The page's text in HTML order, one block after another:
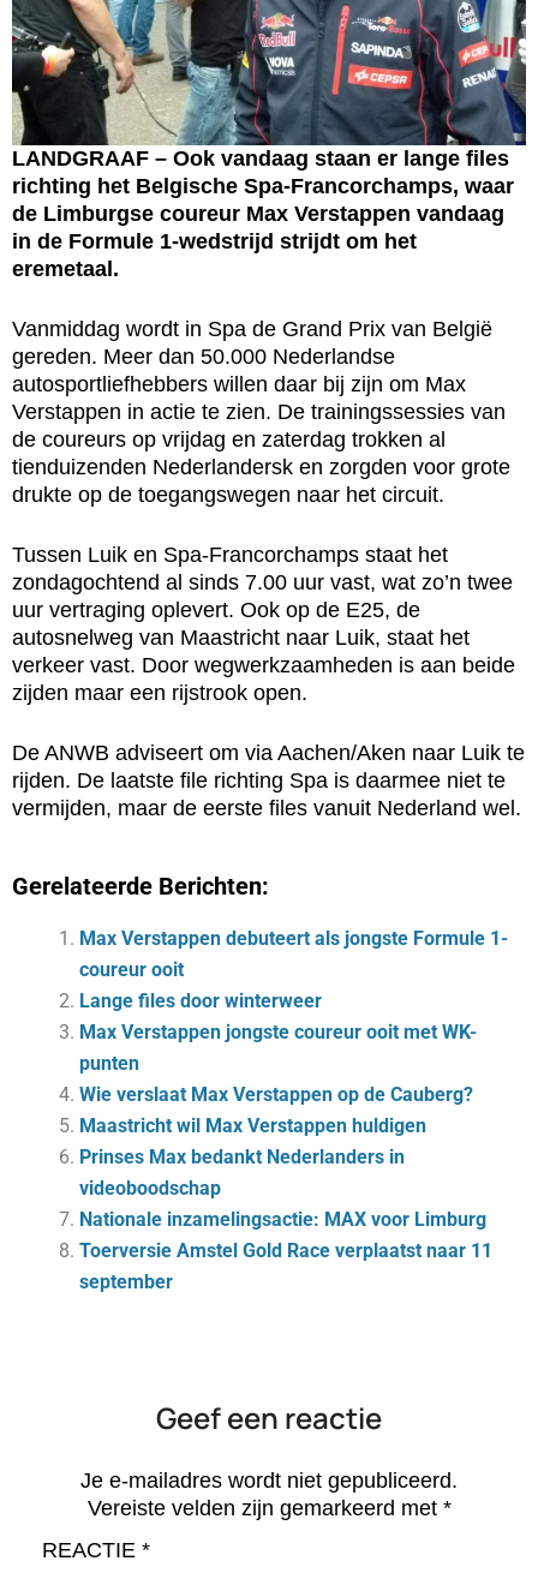
LANDGRAAF – Ook vandaag staan er lange files
richting het Belgische Spa-Francorchamps, waar
de Limburgse coureur Max Verstappen vandaag
in de Formule 1-wedstrijd strijdt om het
eremetaal.
Vanmiddag wordt in Spa de Grand Prix van België
gereden. Meer dan 50.000 Nederlandse
autosportliefhebbers willen daar bij zijn om Max
Verstappen in actie te zien. De trainingssessies van
de coureurs op vrijdag en zaterdag trokken al
tienduizenden Nederlandersk en zorgden voor grote
drukte op de toegangswegen naar het circuit.
Tussen Luik en Spa-Francorchamps staat het
zondagochtend al sinds 7.00 uur vast, wat zo’n twee
uur vertraging oplevert. Ook op de E25, de
autosnelweg van Maastricht naar Luik, staat het
verkeer vast. Door wegwerkzaamheden is aan beide
zijden maar een rijstrook open.
De ANWB adviseert om via Aachen/Aken naar Luik te
rijden. De laatste file richting Spa is daarmee niet te
vermijden, maar de eerste files vanuit Nederland wel.
Gerelateerde Berichten:
Max Verstappen debuteert als jongste Formule 1-
coureur ooit
Lange files door winterweer
Max Verstappen jongste coureur ooit met WK-
punten
Wie verslaat Max Verstappen op de Cauberg?
Maastricht wil Max Verstappen huldigen
Prinses Max bedankt Nederlanders in
videoboodschap
Nationale inzamelingsactie: MAX voor Limburg
Toerversie Amstel Gold Race verplaatst naar 11
september
Geef een reactie
Je e-mailadres wordt niet gepubliceerd.
Vereiste velden zijn gemarkeerd met *
REACTIE *